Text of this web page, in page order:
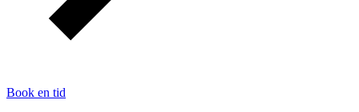
Book en tid